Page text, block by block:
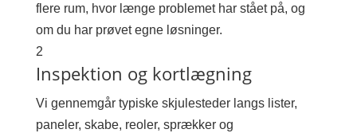
flere rum, hvor længe problemet har stået på, og
om du har prøvet egne løsninger.
2
Inspektion og kortlægning
Vi gennemgår typiske skjulesteder langs lister,
paneler, skabe, reoler, sprækker og